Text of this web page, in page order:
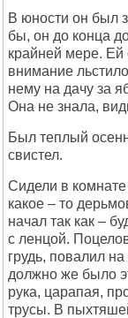
В юности он был
бы, он до конца
крайней мере. Ей
внимание
нему на дачу за
Она не знала,
Был теплый
свистел.
Сидели в
какое – то
начал так как –
с ленцой.
грудь, повалил
должно же было
рука, царапая,
трусы. В